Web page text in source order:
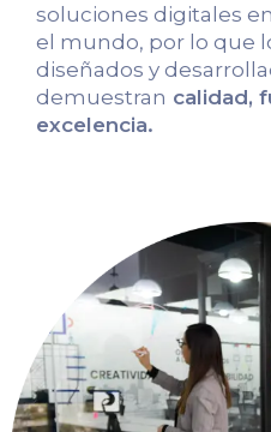
soluciones digitales
el mundo, por lo que
diseñados y
demuestran calidad,
excelencia.